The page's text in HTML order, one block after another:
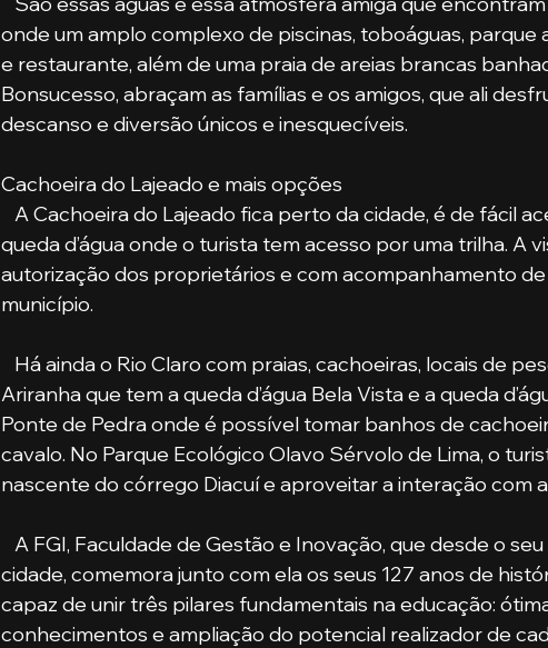
onde um amplo complexo de piscinas, toboáguas, parque
e restaurante, além de uma praia de areias brancas
Bonsucesso, abraçam as famílias e os amigos, que ali
descanso e diversão únicos e inesquecíveis.
Cachoeira do Lajeado e mais opções
queda d’água onde o turista tem acesso por uma trilha. A
autorização dos proprietários e com acompanhamento
município.
Ariranha que tem a queda d’água Bela Vista e a queda
Ponte de Pedra onde é possível tomar banhos de
cavalo. No Parque Ecológico Olavo Sérvolo de Lima, o
nascente do córrego Diacuí e aproveitar a interação com
cidade, comemora junto com ela os seus 127 anos de
capaz de unir três pilares fundamentais na educação:
conhecimentos e ampliação do potencial realizador de